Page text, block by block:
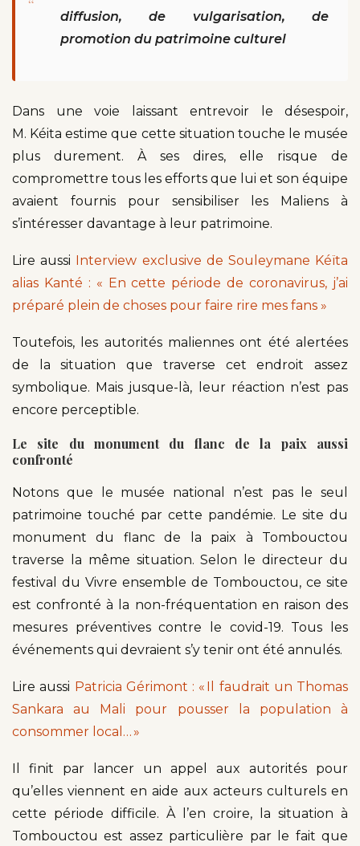
diffusion, de vulgarisation, de
promotion du patrimoine culturel
Dans une voie laissant entrevoir le désespoir,
M. Kéita estime que cette situation touche le musée
plus durement. À ses dires, elle risque de
compromettre tous les efforts que lui et son équipe
avaient fournis pour sensibiliser les Maliens à
s’intéresser davantage à leur patrimoine.
Lire aussi Interview exclusive de Souleymane Kéïta
alias Kanté : « En cette période de coronavirus, j’ai
préparé plein de choses pour faire rire mes fans »
Toutefois, les autorités maliennes ont été alertées
de la situation que traverse cet endroit assez
symbolique. Mais jusque-là, leur réaction n’est pas
encore perceptible.
Le site du monument du flanc de la paix aussi
confronté
Notons que le musée national n’est pas le seul
patrimoine touché par cette pandémie. Le site du
monument du flanc de la paix à Tombouctou
traverse la même situation. Selon le directeur du
festival du Vivre ensemble de Tombouctou, ce site
est confronté à la non-fréquentation en raison des
mesures préventives contre le covid-19. Tous les
événements qui devraient s’y tenir ont été annulés.
Lire aussi Patricia Gérimont : « Il faudrait un Thomas
Sankara au Mali pour pousser la population à
consommer local… »
Il finit par lancer un appel aux autorités pour
qu’elles viennent en aide aux acteurs culturels en
cette période difficile. À l’en croire, la situation à
Tombouctou est assez particulière par le fait que